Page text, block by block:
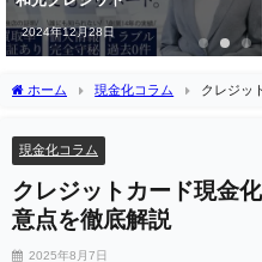
とリスク
2025年1月27日
ホーム 現金化コラム
クレジッ
現金化コラム
クレジットカード現金
意点を徹底解説
2025年8月7日